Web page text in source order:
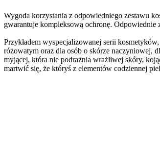
Wygoda korzystania z odpowiedniego zestawu
gwarantuje kompleksową ochronę. Odpowiednie
Przykładem wyspecjalizowanej serii
różowatym oraz dla osób o skórze naczyniowej,
myjącej, która nie podrażnia wrażliwej skóry,
martwić się, że któryś z elementów codziennej